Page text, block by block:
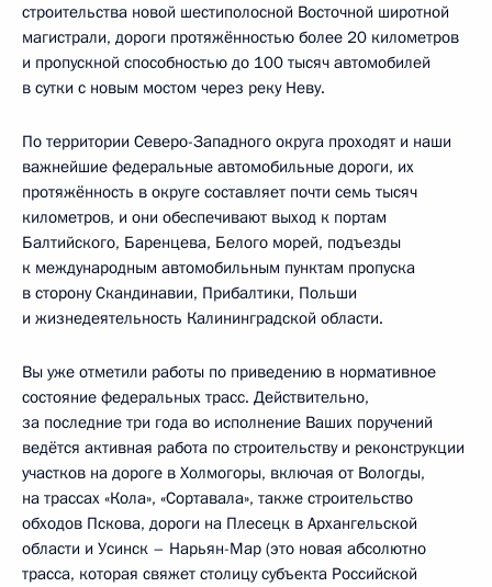
строительства новой шестиполосной Восточной широтной
магистрали, дороги протяжённостью более 20 километров
и пропускной способностью до 100 тысяч автомобилей
в сутки с новым мостом через реку Неву.
По территории Северо-Западного округа проходят и наши
важнейшие федеральные автомобильные дороги, их
протяжённость в округе составляет почти семь тысяч
километров, и они обеспечивают выход к портам
Балтийского, Баренцева, Белого морей, подъезды
к международным автомобильным пунктам пропуска
в сторону Скандинавии, Прибалтики, Польши
и жизнедеятельность Калининградской области.
Вы уже отметили работы по приведению в нормативное
состояние федеральных трасс. Действительно,
за последние три года во исполнение Ваших поручений
ведётся активная работа по строительству и реконструкции
участков на дороге в Холмогоры, включая от Вологды,
на трассах «Кола», «Сортавала», также строительство
обходов Пскова, дороги на Плесецк в Архангельской
области и Усинск – Нарьян-Мар (это новая абсолютно
трасса, которая свяжет столицу субъекта Российской